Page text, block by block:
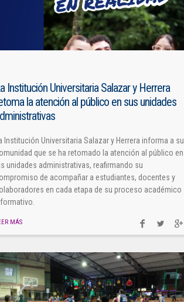
Institución Universitaria Salazar y Herrera
la atención al público en sus unidades
Institución Universitaria Salazar y Herrera informa a su
que se ha retomado la atención al público en
unidades administrativas, reafirmando su
de acompañar a estudiantes, docentes y
en cada etapa de su proceso académico
MÁS